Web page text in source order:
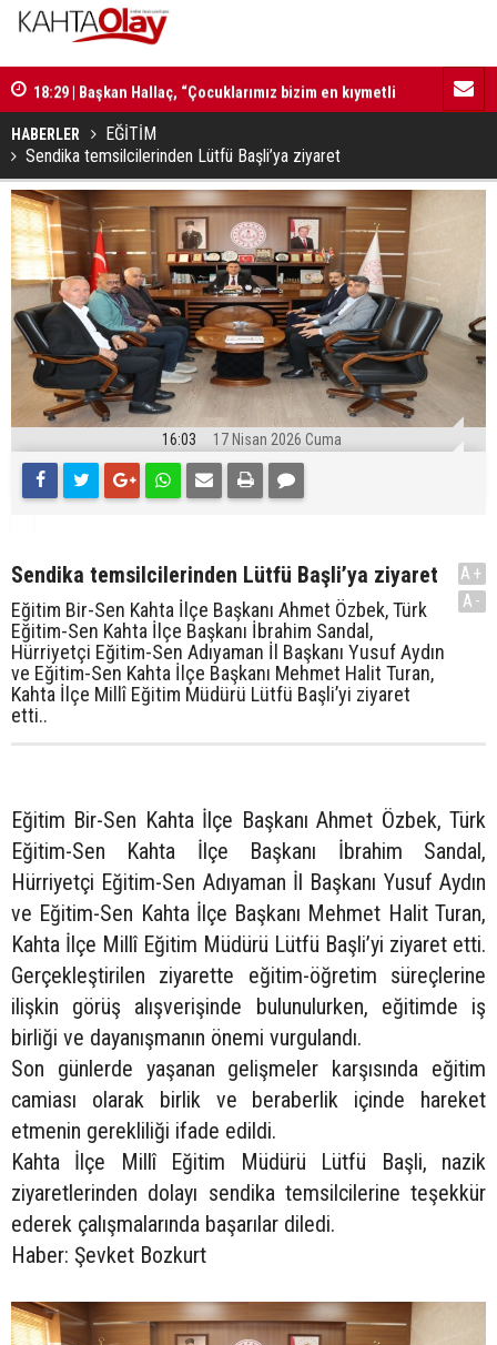
18:29 | Başkan Hallaç, “Çocuklarımız bizim en kıymetli
emanetlerimizdir”
16:52 |
HABERLER
EĞİTİM
Sendika temsilcilerinden Lütfü Başli’ya ziyaret
16:03 17 Nisan 2026 Cuma
Sendika temsilcilerinden Lütfü Başli’ya ziyaret
Eğitim Bir-Sen Kahta İlçe Başkanı Ahmet Özbek, Türk
Eğitim-Sen Kahta İlçe Başkanı İbrahim Sandal,
Hürriyetçi Eğitim-Sen Adıyaman İl Başkanı Yusuf Aydın
ve Eğitim-Sen Kahta İlçe Başkanı Mehmet Halit Turan,
Kahta İlçe Millî Eğitim Müdürü Lütfü Başli’yi ziyaret
etti..
A+
A-
Eğitim Bir-Sen Kahta İlçe Başkanı Ahmet Özbek, Türk
Eğitim-Sen Kahta İlçe Başkanı İbrahim Sandal,
Hürriyetçi Eğitim-Sen Adıyaman İl Başkanı Yusuf Aydın
ve Eğitim-Sen Kahta İlçe Başkanı Mehmet Halit Turan,
Kahta İlçe Millî Eğitim Müdürü Lütfü Başli’yi ziyaret etti.
Gerçekleştirilen ziyarette eğitim-öğretim süreçlerine
ilişkin görüş alışverişinde bulunulurken, eğitimde iş
birliği ve dayanışmanın önemi vurgulandı.
Son günlerde yaşanan gelişmeler karşısında eğitim
camiası olarak birlik ve beraberlik içinde hareket
etmenin gerekliliği ifade edildi.
Kahta İlçe Millî Eğitim Müdürü Lütfü Başli, nazik
ziyaretlerinden dolayı sendika temsilcilerine teşekkür
ederek çalışmalarında başarılar diledi.
Haber: Şevket Bozkurt